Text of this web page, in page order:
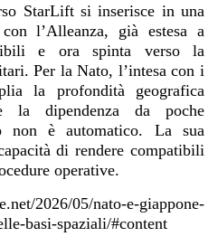
StarLift si inserisce in una
l’Alleanza, già estesa a
e ora spinta verso la
Per la Nato, l’intesa con i
la profondità geografica
la dipendenza da poche
non è automatico. La sua
di rendere compatibili
operative.
2026/05/nato-e-giappone-
basi-spaziali/#content